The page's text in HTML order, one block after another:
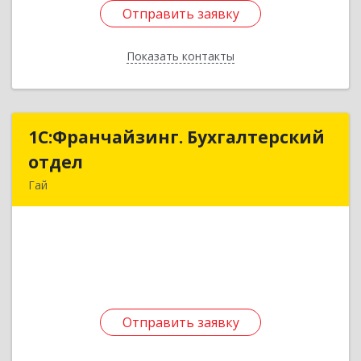
Отправить заявку
Показать контакты
Отправить заявку
Назад
1С:Франчайзинг. Бухгалтерский
отдел
Гай
Отправить заявку
1С:Франчайзинг. Бухгалтерский
Отправить заявку